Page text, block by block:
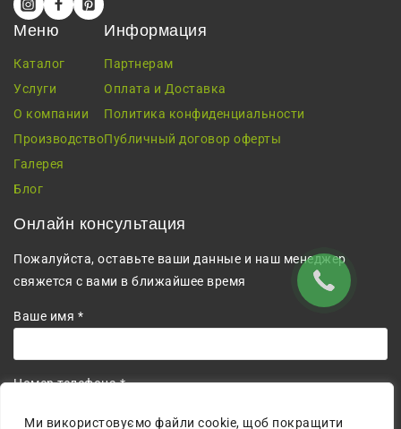
Ми використовуємо файли cookie, щоб покращити
Меню
Каталог
Услуги
О компании
Производство
Галерея
Блог
Информация
Партнерам
Оплата и Доставка
Политика конфиденциальности
Публичный договор оферты
Онлайн консультация
Пожалуйста, оставьте ваши данные и наш менеджер
свяжется с вами в ближайшее время
Ваше имя *
Номер телефона *